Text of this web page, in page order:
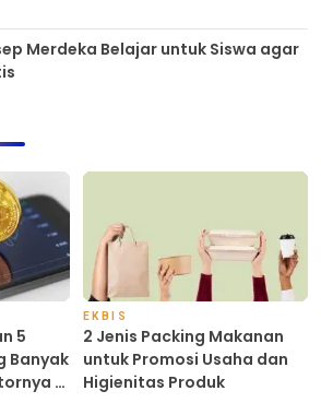
Merdeka Belajar untuk Siswa agar
5
Banyak
di
EKBIS
2 Jenis Packing Makanan
untuk Promosi Usaha dan
Higienitas Produk